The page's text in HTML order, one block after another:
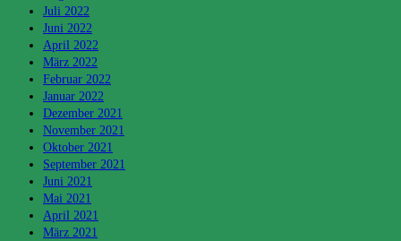
Juli 2022
Juni 2022
April 2022
März 2022
Februar 2022
Januar 2022
Dezember 2021
November 2021
Oktober 2021
September 2021
Juni 2021
Mai 2021
April 2021
März 2021